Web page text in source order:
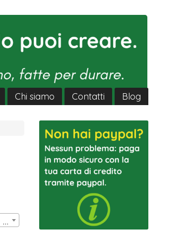
Chi siamo Contatti Blog
SET 14 MINIATURE FORMAT HW | € 11,00